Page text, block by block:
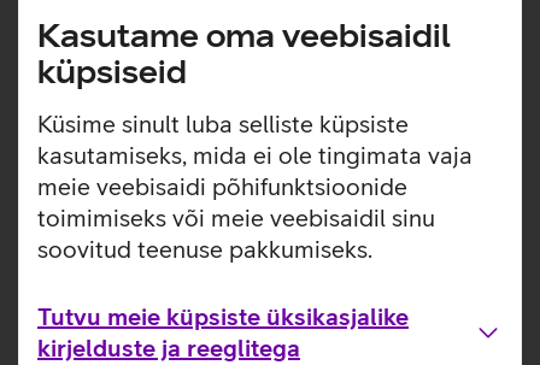
Kasutame oma veebisaidil
küpsiseid
Küsime sinult luba selliste küpsiste
kasutamiseks, mida ei ole tingimata vaja
meie veebisaidi põhifunktsioonide
toimimiseks või meie veebisaidil sinu
soovitud teenuse pakkumiseks.
Tutvu meie küpsiste üksikasjalike
kirjelduste ja reeglitega
käsikäes.
Pehme välispinnaga, lihtsasti kinnitatav silikoonümbris,
ümbrise kinnitamise ja eemaldamise väga lihtsaks.
Ümbrise seespool on pehme mikrokiust vooder, mis tagab
telefonile veelgi suurema kaitse. Ümbrisega on võimalik
kasutada Qi või MagSafe juhtmevaba laadimist ilma seda
eemaldamata. Lisaks saab ümbrise tagaküljele mugavalt
kinnitada ka rahatasku.